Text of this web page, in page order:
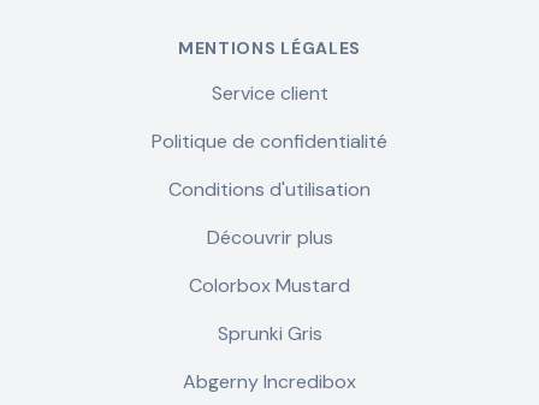
MENTIONS LÉGALES
Service client
Politique de confidentialité
Conditions d'utilisation
Découvrir plus
Colorbox Mustard
Sprunki Gris
Abgerny Incredibox